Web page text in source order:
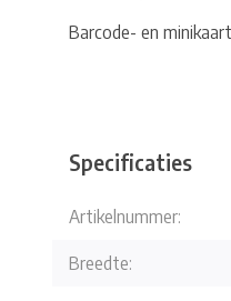
Barcode- en
Specificaties
Artikelnummer:
Breedte: